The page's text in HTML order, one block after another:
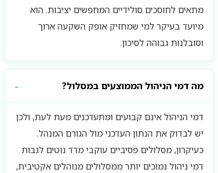
מתאים לחוסכים סולידיים המחפשים יציבות. הוא
מיועד בעיקר למי שמחזיק אופק השקעה ארוך
וסובלנות גבוהה לסיכון.
מה דמי הניהול הממוצעים במסלול?
דמי הניהול אינם קבועים ומתעדכנים מעת לעת, ולכן
יש לבדוק את הנתון העדכני מול הגורם המנהל.
כעיקרון, מסלולים פסיביים עוקבי מדד נוטים לגבות
דמי ניהול נמוכים יותר ממסלולים מנוהלים אקטיבית,